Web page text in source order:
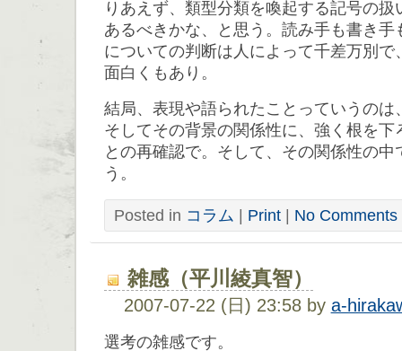
りあえず、類型分類を喚起する記号の
あるべきかな、と思う。読み手も書き手
についての判断は人によって千差万別で
面白くもあり。
結局、表現や語られたことっていうのは
そしてその背景の関係性に、強く根を下
との再確認で。そして、その関係性の
う。
Posted in コラム Print No Comments
雑感（平川綾真智）
2007-07-22 (日) 23:58 by a-
選考の雑感です。